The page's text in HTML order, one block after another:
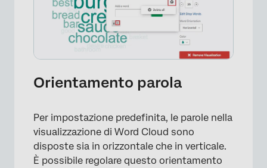
Orientamento parola
Per impostazione predefinita, le parole nella
visualizzazione di Word Cloud sono
disposte sia in orizzontale che in verticale.
È possibile regolare questo orientamento